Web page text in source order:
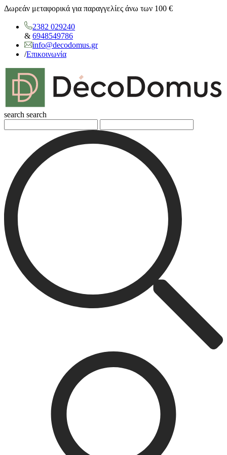
Δωρεάν μεταφορικά για παραγγελίες άνω των 100 €
2382 029240
& 6948549786
info@decodomus.gr
/Επικοινωνία
search search